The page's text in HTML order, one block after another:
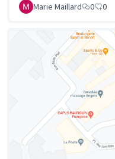
Marie Maillard 0 0